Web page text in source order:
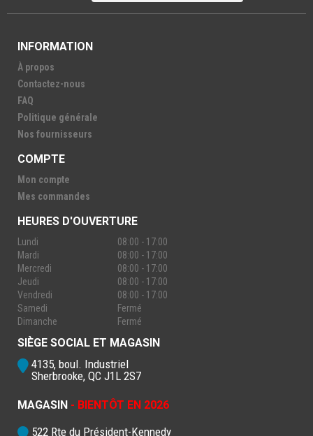
INFORMATION
À propos
Contactez-nous
FAQ
Politique générale
Nos fournisseurs
COMPTE
Mon compte
Mes commandes
HEURES D'OUVERTURE
Lundi
08:00 - 17:00
Mardi
08:00 - 17:00
Mercredi
08:00 - 17:00
Jeudi
08:00 - 17:00
Vendredi
08:00 - 17:00
Samedi
Fermé
Dimanche
Fermé
SIÈGE SOCIAL ET MAGASIN
4135, boul. Industriel
Sherbrooke, QC J1L 2S7
MAGASIN - BIENTÔT EN 2026
522 Rte du Président-Kennedy